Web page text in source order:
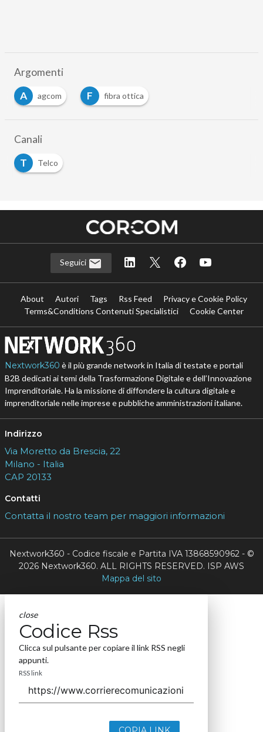
Argomenti
A
agcom F
fibra ottica
Canali
T
Telco
Seguici
About Autori Tags Rss Feed
Privacy e Cookie Policy
Terms&Conditions Contenuti Specialistici
Cookie Center
Nextwork360 è il più grande network in Italia di testate e portali
B2B dedicati ai temi della Trasformazione Digitale e dell’Innovazione
Imprenditoriale. Ha la missione di diffondere la cultura digitale e
imprenditoriale nelle imprese e pubbliche amministrazioni italiane.
Indirizzo
Via Moretto da Brescia, 22
Milano - Italia
CAP 20133
Contatti
Contatta il nostro team per maggiori informazioni
Nextwork360 - Codice fiscale e Partita IVA 13868590962 - ©
2026 Nextwork360. ALL RIGHTS RESERVED. ISP AWS
Mappa del sito
close
Codice Rss
Clicca sul pulsante per copiare il link RSS negli
appunti.
RSS link